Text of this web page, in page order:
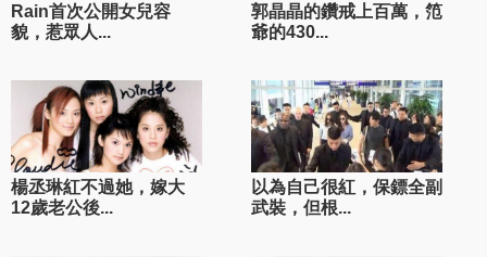
Rain首次公開女兒容
貌，惹眾人...
郭晶晶的鑽戒上百萬，笵
爺的430...
楊丞琳紅不過她，嫁大
12歲老公後...
以為自己很紅，保鏢全副
武裝，但根...